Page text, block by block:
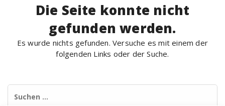
Die Seite konnte nicht
gefunden werden.
Es wurde nichts gefunden. Versuche es mit einem der
folgenden Links oder der Suche.